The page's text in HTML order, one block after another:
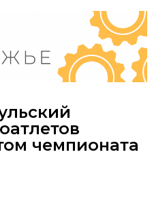
чемпионата